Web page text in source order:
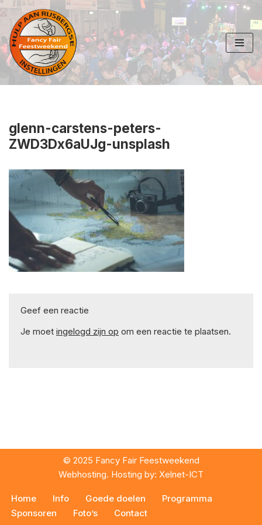
Ga
naar
de
inhoud
glenn-carstens-peters-
ZWD3Dx6aUJg-unsplash
Geef een reactie
Je moet ingelogd zijn op om een reactie te plaatsen.
© 2025 Fancy Fair Feestweekend
Webhosting. Hosting by: Xelnet-ICT
Home Info Goede doelen
Programma
Sponsoren
Foto’s Contact